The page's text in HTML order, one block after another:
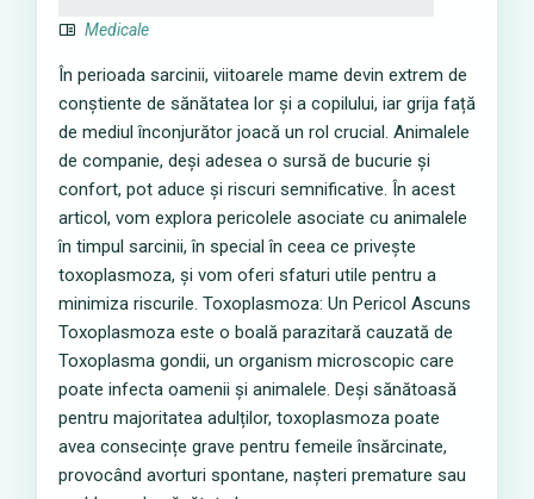
Medicale
În perioada sarcinii, viitoarele mame devin extrem de
conștiente de sănătatea lor și a copilului, iar grija față
de mediul înconjurător joacă un rol crucial. Animalele
de companie, deși adesea o sursă de bucurie și
confort, pot aduce și riscuri semnificative. În acest
articol, vom explora pericolele asociate cu animalele
în timpul sarcinii, în special în ceea ce privește
toxoplasmoza, și vom oferi sfaturi utile pentru a
minimiza riscurile. Toxoplasmoza: Un Pericol Ascuns
Toxoplasmoza este o boală parazitară cauzată de
Toxoplasma gondii, un organism microscopic care
poate infecta oamenii și animalele. Deși sănătoasă
pentru majoritatea adulților, toxoplasmoza poate
avea consecințe grave pentru femeile însărcinate,
provocând avorturi spontane, nașteri premature sau